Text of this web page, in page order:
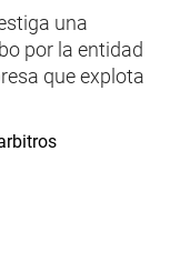
una
por la entidad
que explota